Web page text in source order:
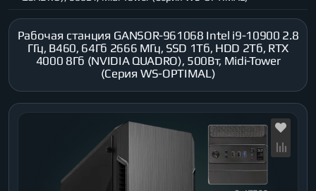
Рабочая станция GANSOR-961068 Intel i9-10900 2.8
ГГц, B460, 64Гб 2666 МГц, SSD 1Тб, HDD 2Тб, RTX
4000 8Гб (NVIDIA QUADRO), 500Вт, Midi-Tower
(Серия WS-OPTIMAL)